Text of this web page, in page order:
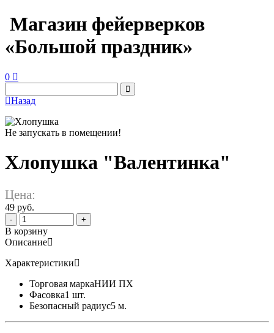
Магазин фейерверков
«Большой праздник»
0
Назад
Не запускать в помещении!
Хлопушка "Валентинка"
Цена:
49 руб.
- +
В корзину
Описание
Характеристики
Торговая маркаНИИ ПХ
Фасовка1 шт.
Безопасный радиус5 м.